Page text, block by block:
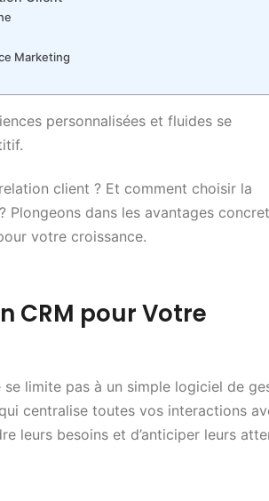
Marketing
personnalisées et fluides se
client ? Et comment choisir la
dans les avantages
votre croissance.
CRM pour Votre
limite pas à un simple logiciel de
centralise toutes vos interactions
leurs besoins et d’anticiper leurs